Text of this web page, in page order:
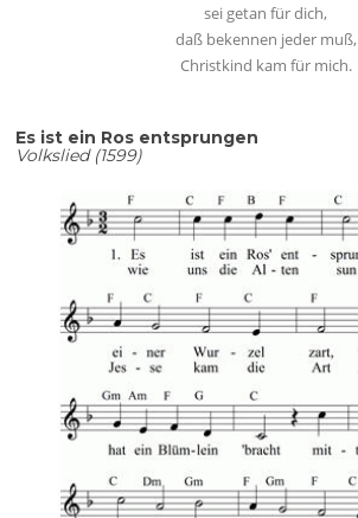
sei getan für dich,
daß bekennen jeder muß,
Christkind kam für mich.
Es ist ein Ros entsprungen
Volkslied (1599)